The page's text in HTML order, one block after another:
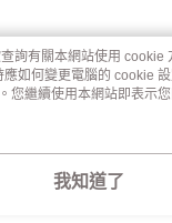
詢有關本網站使用 cookie
如何變更電腦的 cookie
您繼續使用本網站即表示
cookie。
我知道了